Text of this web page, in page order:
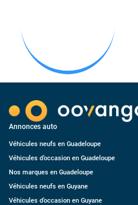
Annonces auto
Véhicules neufs en Guadeloupe
Véhicules d’occasion en Guadeloupe
Nos marques en Guadeloupe
Véhicules neufs en Guyane
Véhicules d’occasion en Guyane